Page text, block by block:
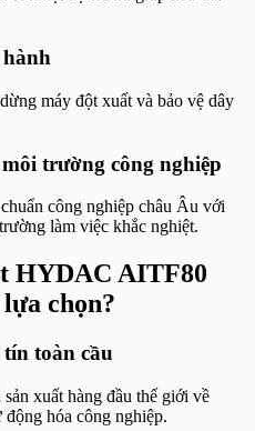
máy đột xuất và bảo vệ dây
trường công nghiệp
công nghiệp châu Âu với
làm việc khắc nghiệt.
HYDAC AITF80
chọn?
toàn cầu
xuất hàng đầu thế giới về
hóa công nghiệp.